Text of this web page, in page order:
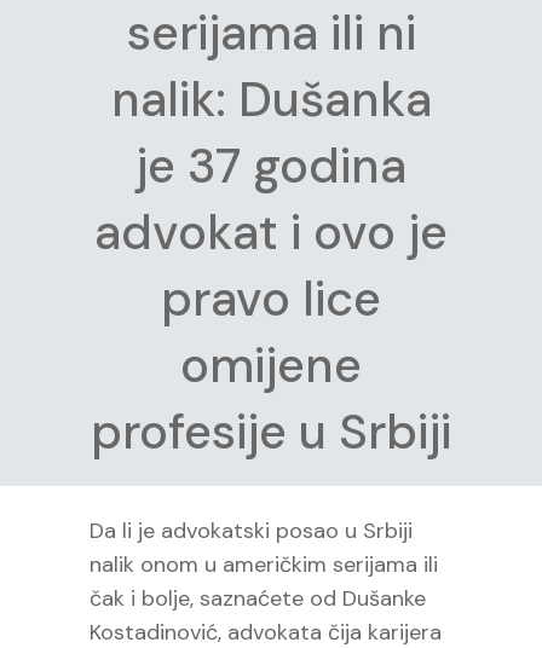
serijama ili ni
nalik: Dušanka
je 37 godina
advokat i ovo je
pravo lice
omijene
profesije u Srbiji
Da li je advokatski posao u Srbiji
nalik onom u američkim serijama ili
čak i bolje, saznaćete od Dušanke
Kostadinović, advokata čija karijera